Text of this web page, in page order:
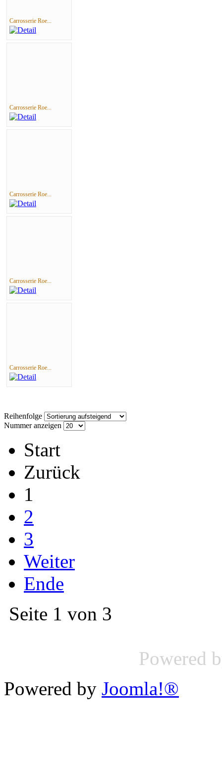
Carrosserie Roe...
Carrosserie Roe...
Carrosserie Roe...
Carrosserie Roe...
Carrosserie Roe...
Reihenfolge
Nummer anzeigen
Start
Zurück
1
2
3
Weiter
Ende
Seite 1 von 3
Powered
Powered by Joomla!®